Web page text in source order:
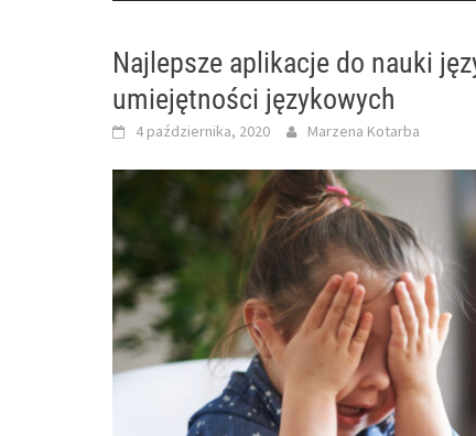
Najlepsze aplikacje do nauki
umiejętności językowych
4 października, 2020 Marzena Kotarba